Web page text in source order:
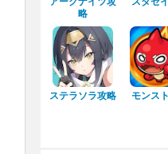
略
ステラソラ攻略 モンス